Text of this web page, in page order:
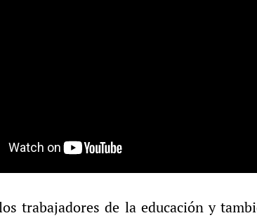
trabajadores de la educación y